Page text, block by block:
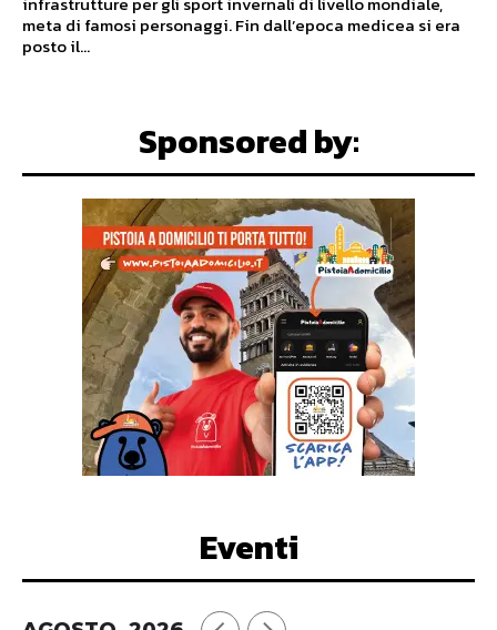
meta di famosi personaggi. Fin dall’epoca medicea si era
posto il...
Sponsored by:
Eventi